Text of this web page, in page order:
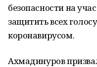
безопасности на
защитить всех
коронавирусом.
Ахмадинуров